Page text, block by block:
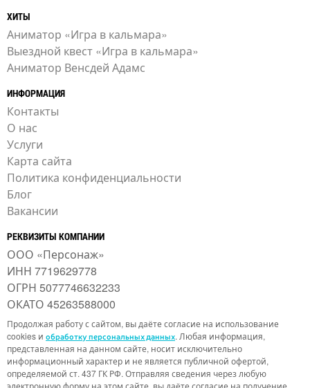
ХИТЫ
Аниматор «Игра в кальмара»
Выездной квест «Игра в кальмара»
Аниматор Венсдей Адамс
ИНФОРМАЦИЯ
Контакты
О нас
Услуги
Карта сайта
Политика конфиденциальности
Блог
Вакансии
РЕКВИЗИТЫ КОМПАНИИ
ООО «Персонаж»
ИНН 7719629778
ОГРН 5077746632233
ОКАТО 45263588000
Продолжая работу с сайтом, вы даёте согласие на использование
cookies и обработку персональных данных. Любая информация,
представленная на данном сайте, носит исключительно
информационный характер и не является публичной офертой,
определяемой ст. 437 ГК РФ. Отправляя сведения через любую